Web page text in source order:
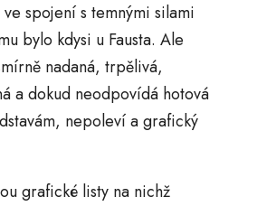
spojení s temnými silami
bylo kdysi u Fausta. Ale
nadaná, trpělivá,
a dokud neodpovídá hotová
nepoleví a grafický
grafické listy na nichž